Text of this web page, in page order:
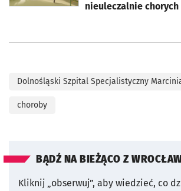
nieuleczalnie
Dolnośląski Szpital Specjalistyczny
choroby
BĄDŹ NA BIEŻĄCO Z
Kliknij „obserwuj”, aby wiedzieć, co